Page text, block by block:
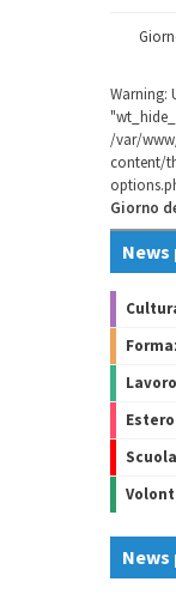
Warning:
/var/
content/
Giorno
News
Lavoro
Estero
Scuola
News